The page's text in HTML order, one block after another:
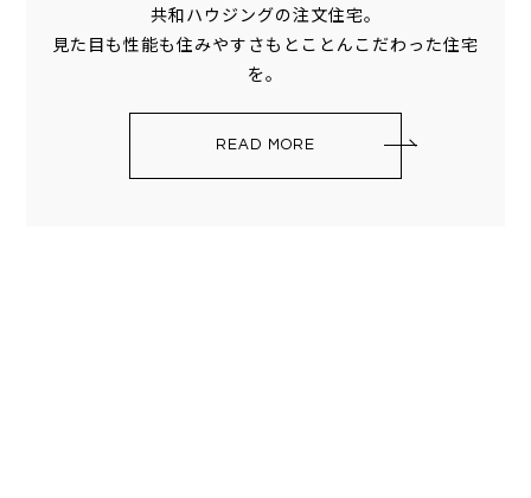
共和ハウジングの注文住宅。
見た目も性能も住みやすさもとことんこだわった住宅
を。
READ MORE